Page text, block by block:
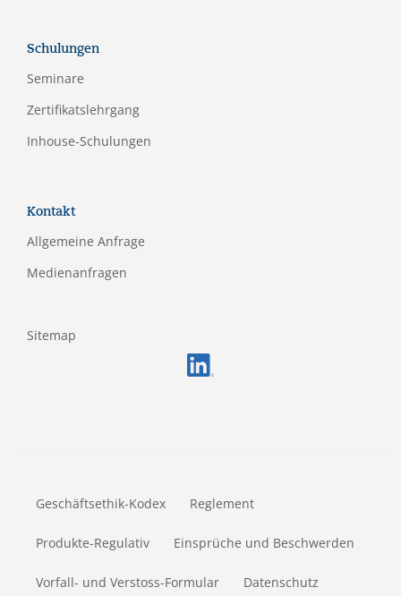
Schulungen
Seminare
Zertifikatslehrgang
Inhouse-Schulungen
Kontakt
Allgemeine Anfrage
Medienanfragen
Sitemap
Geschäftsethik-Kodex Reglement
Produkte-Regulativ Einsprüche und Beschwerden
Vorfall- und Verstoss-Formular Datenschutz